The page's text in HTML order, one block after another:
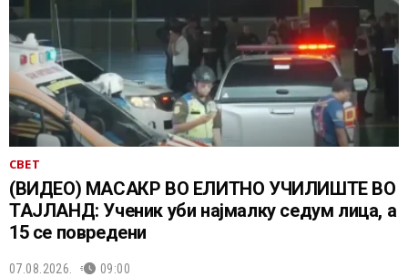
СВЕТ
(ВИДЕО) МАСАКР ВО ЕЛИТНО УЧИЛИШТЕ ВО
ТАЈЛАНД: Ученик уби најмалку седум лица, а
15 се повредени
07.08.2026. 09:00